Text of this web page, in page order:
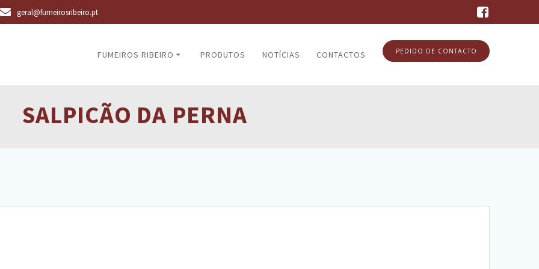
geral@fumeirosribeiro.pt
FUMEIROS RIBEIRO PRODUTOS NOTÍCIAS CONTACTOS PEDIDO DE CONTACTO
SALPICÃO DA PERNA